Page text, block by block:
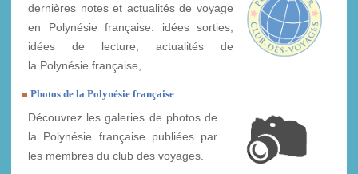
dernières notes et actualités de voyage
en Polynésie française: idées sorties,
idées de lecture, actualités de
la Polynésie française, ...
Photos de la Polynésie française
Découvrez les galeries de photos de
la Polynésie française publiées par
les membres du club des voyages.